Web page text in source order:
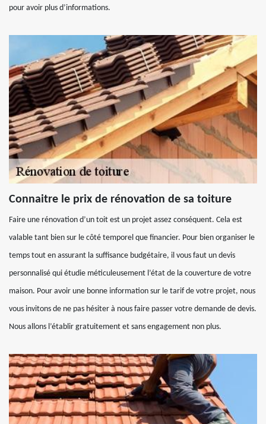
pour avoir plus d’informations.
Connaitre le prix de rénovation de sa toiture
Faire une rénovation d’un toit est un projet assez conséquent. Cela est
valable tant bien sur le côté temporel que financier. Pour bien organiser le
temps tout en assurant la suffisance budgétaire, il vous faut un devis
personnalisé qui étudie méticuleusement l’état de la couverture de votre
maison. Pour avoir une bonne information sur le tarif de votre projet, nous
vous invitons de ne pas hésiter à nous faire passer votre demande de devis.
Nous allons l’établir gratuitement et sans engagement non plus.